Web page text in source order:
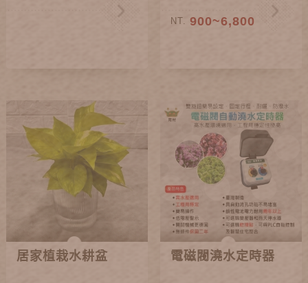
NT. 900~6,800
居家植栽水耕盆 電磁閥澆水定時器